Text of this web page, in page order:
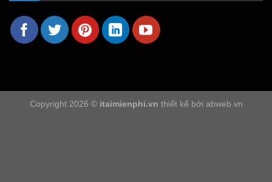
Copyright 2026 © itaimienphi.vn thiết kế bởi abweb.vn